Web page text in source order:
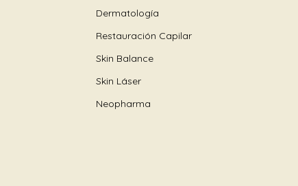
Dermatología
Restauración Capilar
Skin Balance
Skin Láser
Neopharma